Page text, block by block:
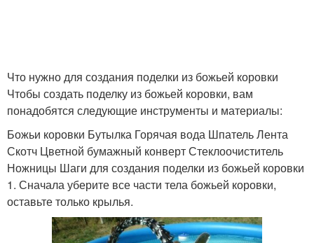
Что нужно для создания поделки из божьей коровки
Чтобы создать поделку из божьей коровки, вам
понадобятся следующие инструменты и материалы:
Божьи коровки Бутылка Горячая вода Шпатель Лента
Скотч Цветной бумажный конверт Стеклоочиститель
Ножницы Шаги для создания поделки из божьей коровки
1. Сначала уберите все части тела божьей коровки,
оставьте только крылья.